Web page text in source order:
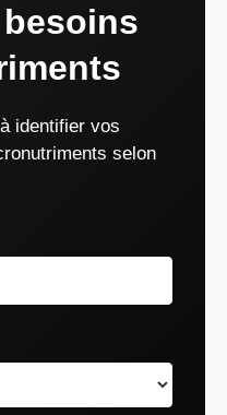
identifier vos
selon